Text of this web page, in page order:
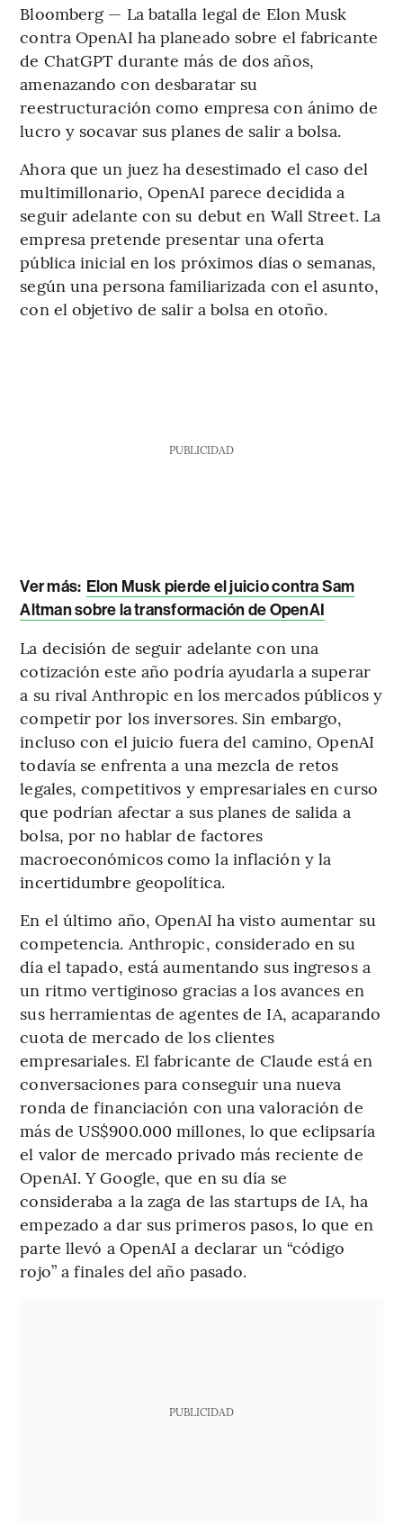
Bloomberg — La batalla legal de Elon Musk
contra OpenAI ha planeado sobre el fabricante
de ChatGPT durante más de dos años,
amenazando con desbaratar su
reestructuración como empresa con ánimo de
lucro y socavar sus planes de salir a bolsa.
Ahora que un juez ha desestimado el caso del
multimillonario, OpenAI parece decidida a
seguir adelante con su debut en Wall Street. La
empresa pretende presentar una oferta
pública inicial en los próximos días o semanas,
según una persona familiarizada con el asunto,
con el objetivo de salir a bolsa en otoño.
PUBLICIDAD
Ver más: Elon Musk pierde el juicio contra Sam
Altman sobre la transformación de OpenAI
La decisión de seguir adelante con una
cotización este año podría ayudarla a superar
a su rival Anthropic en los mercados públicos y
competir por los inversores. Sin embargo,
incluso con el juicio fuera del camino, OpenAI
todavía se enfrenta a una mezcla de retos
legales, competitivos y empresariales en curso
que podrían afectar a sus planes de salida a
bolsa, por no hablar de factores
macroeconómicos como la inflación y la
incertidumbre geopolítica.
En el último año, OpenAI ha visto aumentar su
competencia. Anthropic, considerado en su
día el tapado, está aumentando sus ingresos a
un ritmo vertiginoso gracias a los avances en
sus herramientas de agentes de IA, acaparando
cuota de mercado de los clientes
empresariales. El fabricante de Claude está en
conversaciones para conseguir una nueva
ronda de financiación con una valoración de
más de US$900.000 millones, lo que eclipsaría
el valor de mercado privado más reciente de
OpenAI. Y Google, que en su día se
consideraba a la zaga de las startups de IA, ha
empezado a dar sus primeros pasos, lo que en
parte llevó a OpenAI a declarar un “código
rojo” a finales del año pasado.
PUBLICIDAD